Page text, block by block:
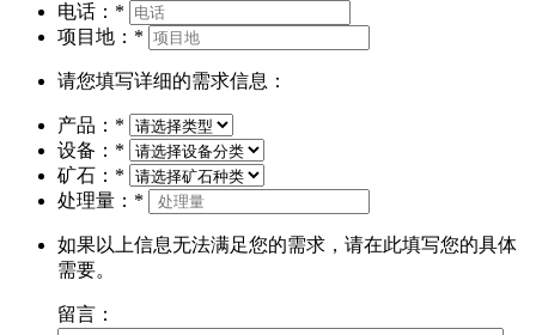
电话： *
项目地： *
请您填写详细的需求信息：
产品： *
设备： *
矿石： *
处理量： *
如果以上信息无法满足您的需求，请在此填写您的具体
需要。
留言：